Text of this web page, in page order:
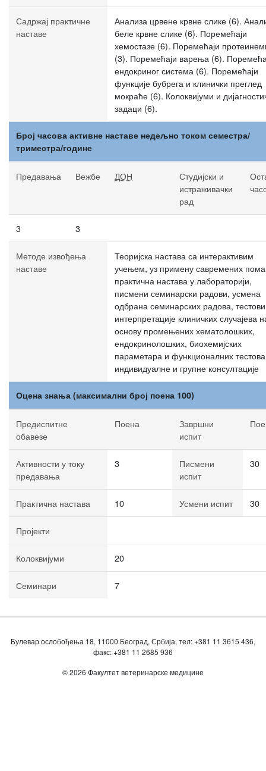
Садржај практичне
наставе
Анализа црвене крвне слике (6).
беле крвне слике (6). Поремећаји
хемостазе (6). Поремећаји
(3). Поремећаји варења (6).
ендокриног система (6). Поремећаји
функције бубрега и клинички преглед
мокраће (6). Колоквијуми и
задаци (6).
Број часова активне наставе недељно током семестра/
триместра/године
Предавања Вежбе ДОН
Студијски и
истраживачки
рад
3 3
Методе извођења
наставе
Теоријска настава са интерактивим
учењем, уз примену савремених
практична настава у лабораторији,
писмени семинарски радови, усмена
одбрана семинарских радова,
интерпретације клиничких случајева
основу промењених хематолошких,
ендокринолошких, биохемијских
параметара и функционалних
индивидуалне и групне консултације
Оцена знања (максимални број поена 100)
Предиспитне
обавезе
Поена
Завршни
испит
Активности у току
предавања
3
Писмени
испит
30
Практична настава 10 Усмени испит 30
Пројекти
Колоквијуми 20
Семинари 7
Булевар ослобођења 18, 11000 Београд, Србија, тел: +381 11 3615 436,
факс: +381 11 2685 936
© 2026 Факултет ветеринарске медицине